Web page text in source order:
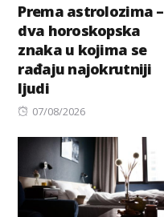
Prema astrolozima –
dva horoskopska
znaka u kojima se
rađaju najokrutniji
ljudi
Posted
07/08/2026